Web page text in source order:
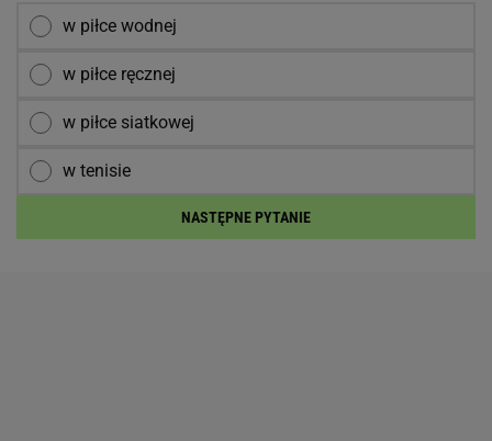
w piłce wodnej
w piłce ręcznej
w piłce siatkowej
w tenisie
NASTĘPNE PYTANIE